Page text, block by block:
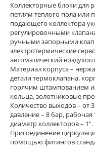
Коллекторные блоки для
петлям теплого пола
подающего коллектора
регулировочными
ручными запорными
электротермические
автоматический
Материал корпуса –
детали термоклапана,
горячим штампованием
кольца, золотниковые
Количество выходов – от
давление – 8 бар,
диаметр коллекторов –
Присоединение
помощью фитингов